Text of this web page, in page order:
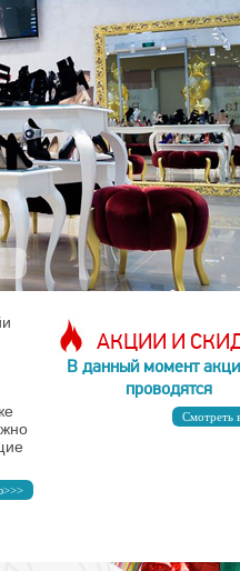
АКЦИИ И
В данный момент
проводятся
Смотреть